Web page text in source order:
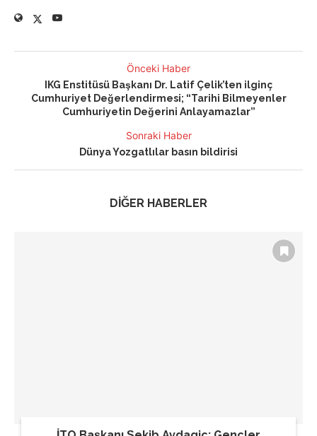
Önceki Haber
IKG Enstitüsü Başkanı Dr. Latif Çelik’ten ilginç
Cumhuriyet Değerlendirmesi; “Tarihi Bilmeyenler
Cumhuriyetin Değerini Anlayamazlar”
Sonraki Haber
Dünya Yozgatlılar basın bildirisi
DİĞER HABERLER